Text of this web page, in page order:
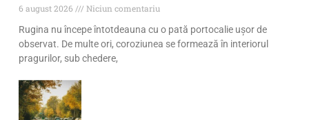
6 august 2026
Niciun comentariu
Rugina nu începe întotdeauna cu o pată portocalie ușor de
observat. De multe ori, coroziunea se formează în interiorul
pragurilor, sub chedere,